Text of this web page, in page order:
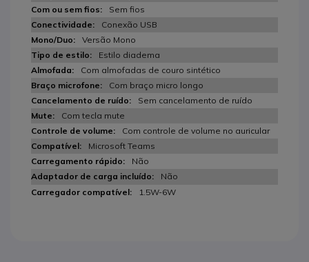
Sem fios
Conexão USB
Versão Mono
Estilo diadema
Com almofadas de couro sintético
Com braço micro longo
Sem cancelamento de ruído
Com tecla mute
Com controle de volume no auricular
Microsoft Teams
Não
Não
1.5W-6W